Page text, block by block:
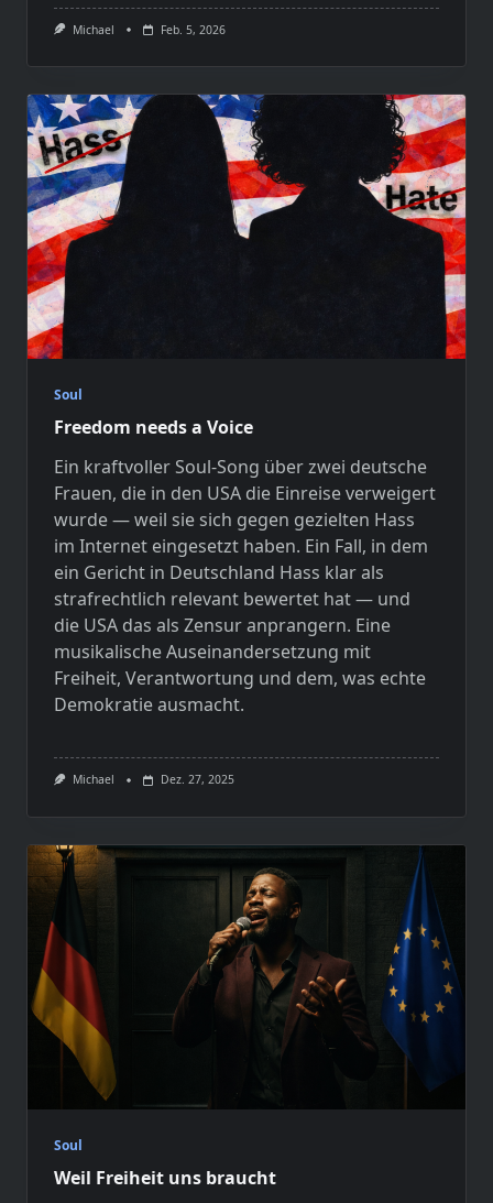
Michael Feb. 5, 2026
Soul
Freedom needs a Voice
Ein kraftvoller Soul-Song über zwei deutsche
Frauen, die in den USA die Einreise verweigert
wurde — weil sie sich gegen gezielten Hass
im Internet eingesetzt haben. Ein Fall, in dem
ein Gericht in Deutschland Hass klar als
strafrechtlich relevant bewertet hat — und
die USA das als Zensur anprangern. Eine
musikalische Auseinandersetzung mit
Freiheit, Verantwortung und dem, was echte
Demokratie ausmacht.
Michael Dez. 27, 2025
Soul
Weil Freiheit uns braucht